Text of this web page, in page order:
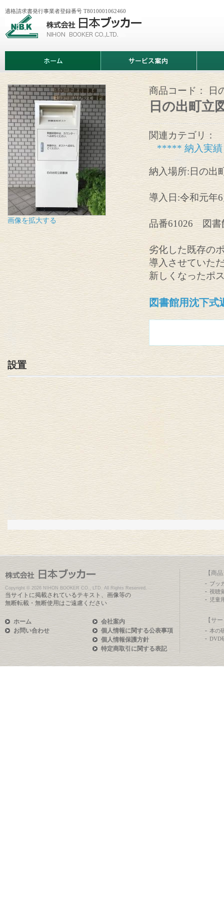
会
日
ッ
カ
ー
適格請求書発行事業者登録番号 T8010001062460
ム
ビ
案
内
情
画像を拡大する
商品コード： 日
日の出町立
関連カテゴリ：
***** 納入実
納入場所:日の出
導入日:令和元年
品番61026 図書
劣化した既存の
導入させていた
新しくなったポ
図書館用沈下
設置
Copyright © 2026 NIHON BOOKER CO., LTD. All Rights Reserved.
当サイトに掲載されているテキスト、画像等の
無断転載・無断使用はご遠慮ください
ホーム
お問い合わせ
会社案内
個人情報に関する公表事項
個人情報保護方針
特定商取引に関する表記
【商
ブッ
視聴
児童
【サ
本の
DVD